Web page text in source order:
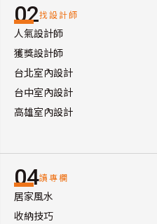
02找設計師
人氣設計師
獲獎設計師
台北室內設計
台中室內設計
高雄室內設計
04讀專欄
居家風水
收納技巧